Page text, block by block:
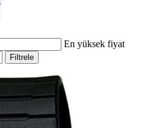
En yüksek fiyat
Filtrele